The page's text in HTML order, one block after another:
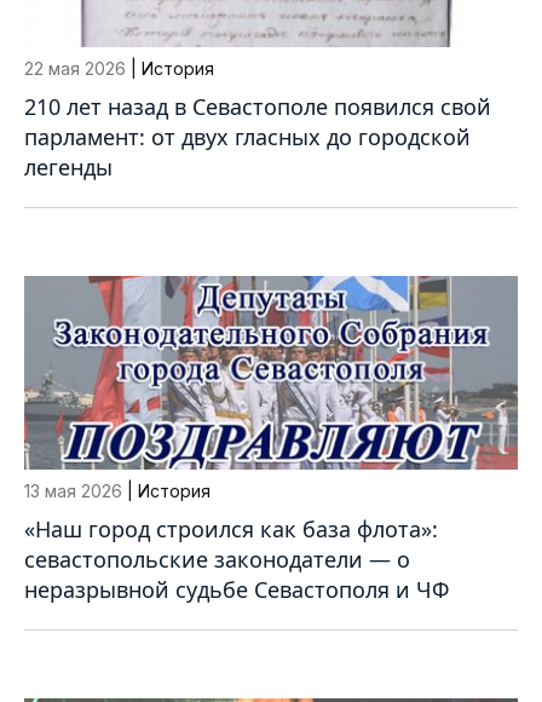
22 мая 2026 | История
210 лет назад в Севастополе появился свой
парламент: от двух гласных до городской
легенды
13 мая 2026 | История
«Наш город строился как база флота»:
севастопольские законодатели — о
неразрывной судьбе Севастополя и ЧФ